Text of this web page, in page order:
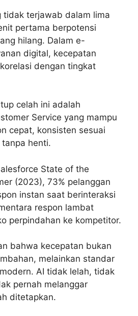
tidak terjawab dalam lima
pertama berpotensi
hilang. Dalam e-
digital, kecepatan
dengan tingkat
celah ini adalah
Service yang mampu
cepat, konsisten sesuai
henti.
State of the
(2023), 73% pelanggan
instan saat berinteraksi
respon lambat
perpindahan ke kompetitor.
bahwa kecepatan bukan
melainkan standar
AI tidak lelah, tidak
pernah melanggar
ditetapkan.